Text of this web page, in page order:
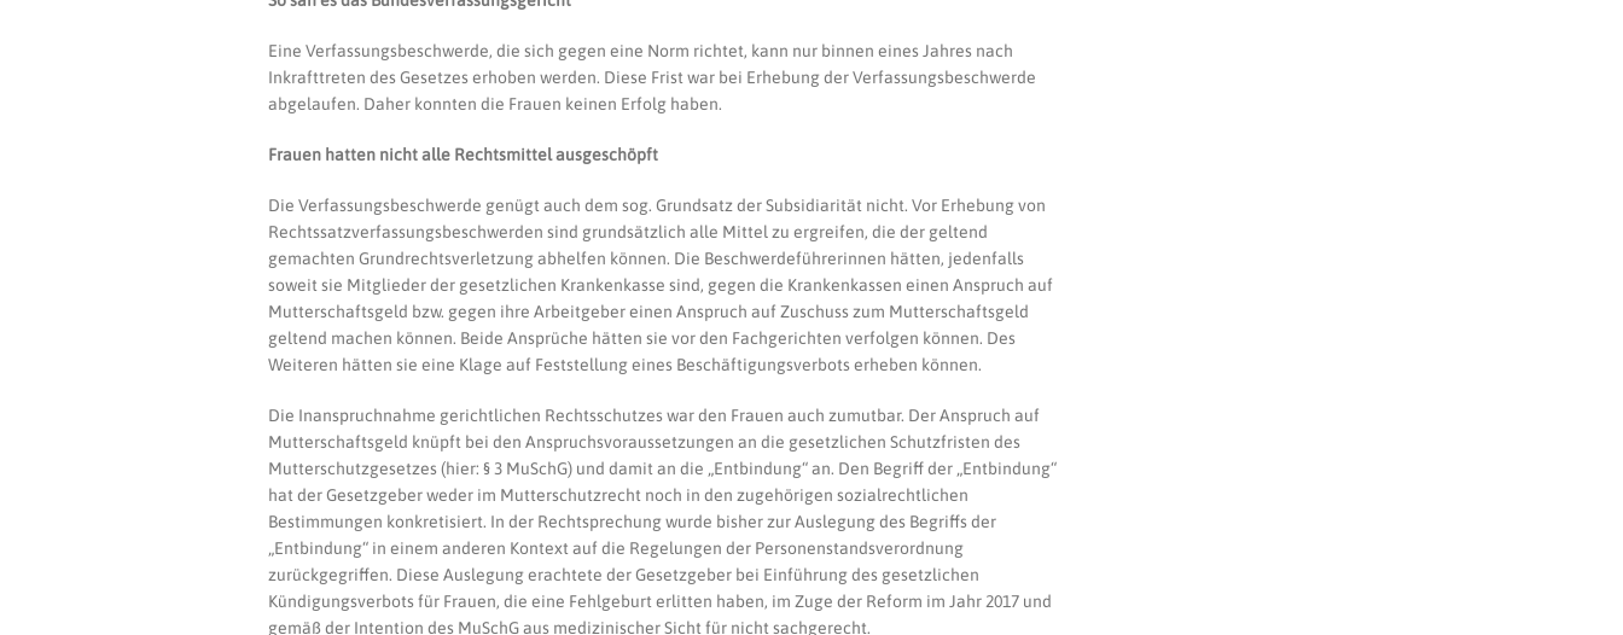
Eine Verfassungsbeschwerde, die sich gegen eine Norm richtet, kann nur binnen eines Jahres nach
Inkrafttreten des Gesetzes erhoben werden. Diese Frist war bei Erhebung der Verfassungsbeschwerde
abgelaufen. Daher konnten die Frauen keinen Erfolg haben.
Frauen hatten nicht alle Rechtsmittel ausgeschöpft
Die Verfassungsbeschwerde genügt auch dem sog. Grundsatz der Subsidiarität nicht. Vor Erhebung von
Rechtssatzverfassungsbeschwerden sind grundsätzlich alle Mittel zu ergreifen, die der geltend
gemachten Grundrechtsverletzung abhelfen können. Die Beschwerdeführerinnen hätten, jedenfalls
soweit sie Mitglieder der gesetzlichen Krankenkasse sind, gegen die Krankenkassen einen Anspruch auf
Mutterschaftsgeld bzw. gegen ihre Arbeitgeber einen Anspruch auf Zuschuss zum Mutterschaftsgeld
geltend machen können. Beide Ansprüche hätten sie vor den Fachgerichten verfolgen können. Des
Weiteren hätten sie eine Klage auf Feststellung eines Beschäftigungsverbots erheben können.
Die Inanspruchnahme gerichtlichen Rechtsschutzes war den Frauen auch zumutbar. Der Anspruch auf
Mutterschaftsgeld knüpft bei den Anspruchsvoraussetzungen an die gesetzlichen Schutzfristen des
Mutterschutzgesetzes (hier: § 3 MuSchG) und damit an die „Entbindung“ an. Den Begriff der „Entbindung“
hat der Gesetzgeber weder im Mutterschutzrecht noch in den zugehörigen sozialrechtlichen
Bestimmungen konkretisiert. In der Rechtsprechung wurde bisher zur Auslegung des Begriffs der
„Entbindung“ in einem anderen Kontext auf die Regelungen der Personenstandsverordnung
zurückgegriffen. Diese Auslegung erachtete der Gesetzgeber bei Einführung des gesetzlichen
Kündigungsverbots für Frauen, die eine Fehlgeburt erlitten haben, im Zuge der Reform im Jahr 2017 und
gemäß der Intention des MuSchG aus medizinischer Sicht für nicht sachgerecht.